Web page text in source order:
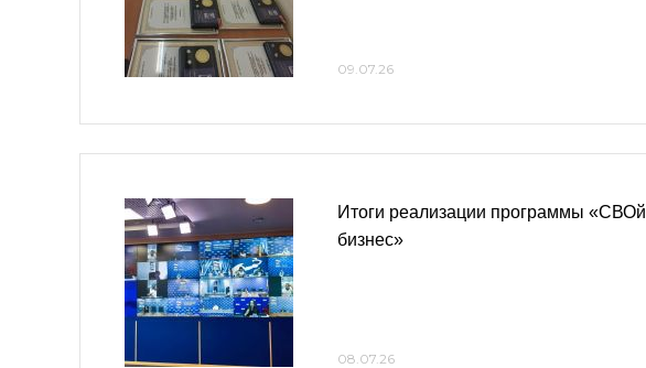
09.07.26
Итоги реализации программы «СВОй
бизнес»
08.07.26